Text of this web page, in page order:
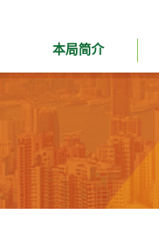
本局简介